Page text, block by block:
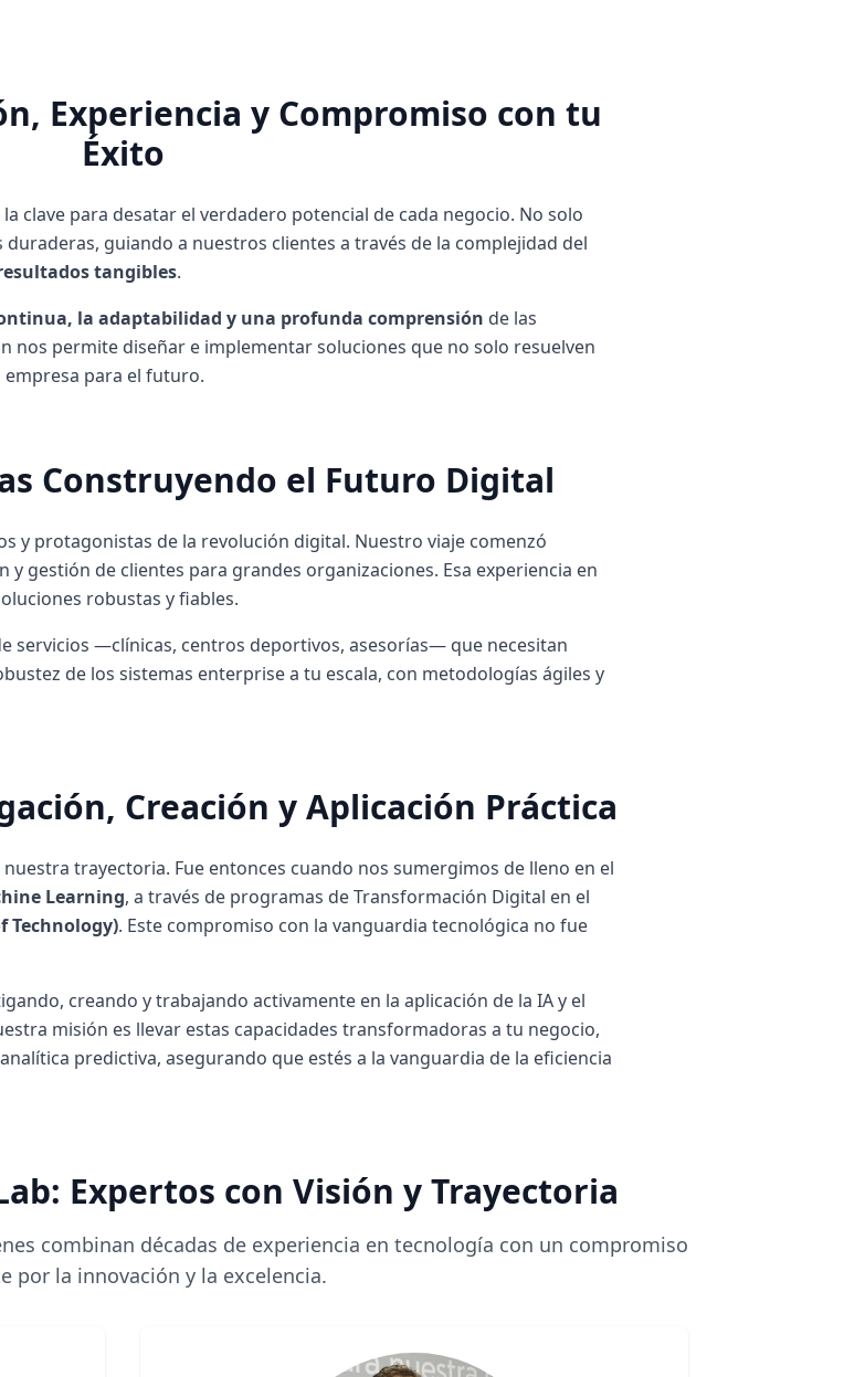
Experiencia y Compromiso con tu
Éxito
clave para desatar el verdadero potencial de cada negocio. No solo
guiando a nuestros clientes a través de la complejidad del
tangibles.
la adaptabilidad y una profunda comprensión de las
nos permite diseñar e implementar soluciones que no solo resuelven
para el futuro.
Construyendo el Futuro Digital
y protagonistas de la revolución digital. Nuestro viaje comenzó
gestión de clientes para grandes organizaciones. Esa experiencia en
robustas y fiables.
servicios —clínicas, centros deportivos, asesorías— que necesitan
de los sistemas enterprise a tu escala, con metodologías ágiles y
Creación y Aplicación Práctica
nuestra trayectoria. Fue entonces cuando nos sumergimos de lleno en el
Learning, a través de programas de Transformación Digital en el
Technology). Este compromiso con la vanguardia tecnológica no fue
creando y trabajando activamente en la aplicación de la IA y el
misión es llevar estas capacidades transformadoras a tu negocio,
predictiva, asegurando que estés a la vanguardia de la eficiencia
Expertos con Visión y Trayectoria
combinan décadas de experiencia en tecnología con un compromiso
por la innovación y la excelencia.